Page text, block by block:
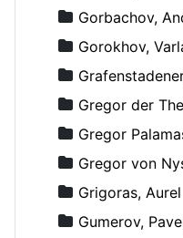
Gorbachov,
Gorokhov,
Gregor der
Gregor
Gregor von
Grigoras, Aurel
Gumerov,